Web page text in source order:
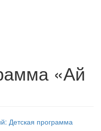
«Ай